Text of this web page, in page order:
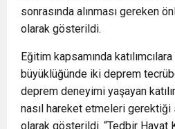
sonrasında alınması gereken
olarak gösterildi.
Eğitim kapsamında
büyüklüğünde iki deprem
deprem deneyimi yaşayan
nasıl hareket etmeleri gerektiği
olarak gösterildi. “Tedbir Hayat